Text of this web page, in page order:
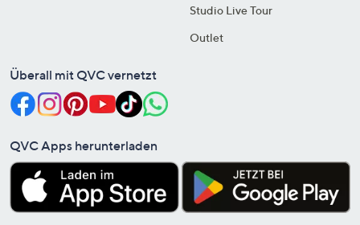
Studio Live Tour
Outlet
Überall mit QVC vernetzt
QVC Apps herunterladen